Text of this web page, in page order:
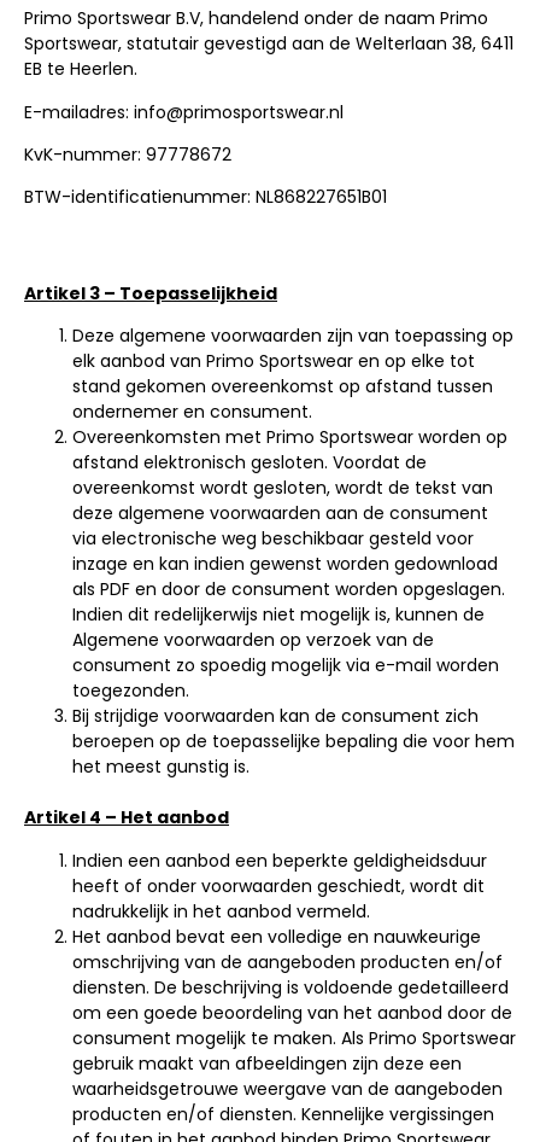
Primo Sportswear B.V, handelend onder de naam Primo
Sportswear, statutair gevestigd aan de Welterlaan 38, 6411
EB te Heerlen.
E-mailadres: info@primosportswear.nl
KvK-nummer: 97778672
BTW-identificatienummer: NL868227651B01
Artikel 3 – Toepasselijkheid
Deze algemene voorwaarden zijn van toepassing op
elk aanbod van Primo Sportswear en op elke tot
stand gekomen overeenkomst op afstand tussen
ondernemer en consument.
Overeenkomsten met Primo Sportswear worden op
afstand elektronisch gesloten. Voordat de
overeenkomst wordt gesloten, wordt de tekst van
deze algemene voorwaarden aan de consument
via electronische weg beschikbaar gesteld voor
inzage en kan indien gewenst worden gedownload
als PDF en door de consument worden opgeslagen.
Indien dit redelijkerwijs niet mogelijk is, kunnen de
Algemene voorwaarden op verzoek van de
consument zo spoedig mogelijk via e-mail worden
toegezonden.
Bij strijdige voorwaarden kan de consument zich
beroepen op de toepasselijke bepaling die voor hem
het meest gunstig is.
Artikel 4 – Het aanbod
Indien een aanbod een beperkte geldigheidsduur
heeft of onder voorwaarden geschiedt, wordt dit
nadrukkelijk in het aanbod vermeld.
Het aanbod bevat een volledige en nauwkeurige
omschrijving van de aangeboden producten en/of
diensten. De beschrijving is voldoende gedetailleerd
om een goede beoordeling van het aanbod door de
consument mogelijk te maken. Als Primo Sportswear
gebruik maakt van afbeeldingen zijn deze een
waarheidsgetrouwe weergave van de aangeboden
producten en/of diensten. Kennelijke vergissingen